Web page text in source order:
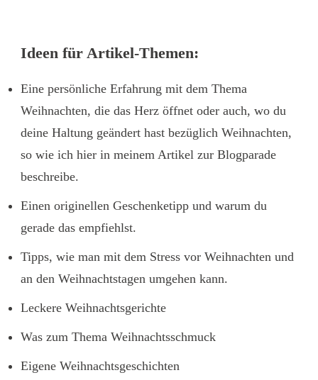
Ideen für Artikel-Themen:
Eine persönliche Erfahrung mit dem Thema
Weihnachten, die das Herz öffnet oder auch, wo du
deine Haltung geändert hast bezüglich Weihnachten,
so wie ich hier in meinem Artikel zur Blogparade
beschreibe.
Einen originellen Geschenketipp und warum du
gerade das empfiehlst.
Tipps, wie man mit dem Stress vor Weihnachten und
an den Weihnachtstagen umgehen kann.
Leckere Weihnachtsgerichte
Was zum Thema Weihnachtsschmuck
Eigene Weihnachtsgeschichten